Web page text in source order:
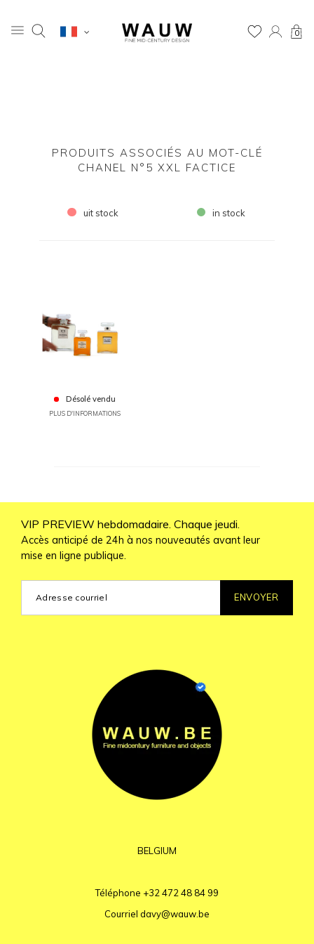
0
PRODUITS ASSOCIÉS AU MOT-CLÉ
CHANEL N°5 XXL FACTICE
uit stock in stock
Désolé vendu
PLUS D'INFORMATIONS
VIP PREVIEW hebdomadaire. Chaque jeudi.
Accès anticipé de 24h à nos nouveautés avant leur
mise en ligne publique.
ENVOYER
BELGIUM
Téléphone +32 472 48 84 99
Courriel davy@wauw.be